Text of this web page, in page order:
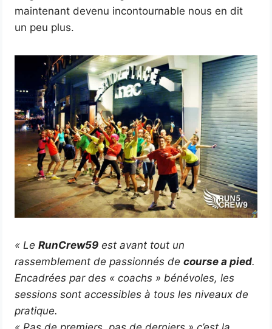
maintenant devenu incontournable nous en dit
un peu plus.
« LeRunCrew59 est avant tout un
rassemblement de passionnés decourse a pied.
Encadrées par des « coachs » bénévoles, les
sessions sont accessibles à tous les niveaux de
pratique.